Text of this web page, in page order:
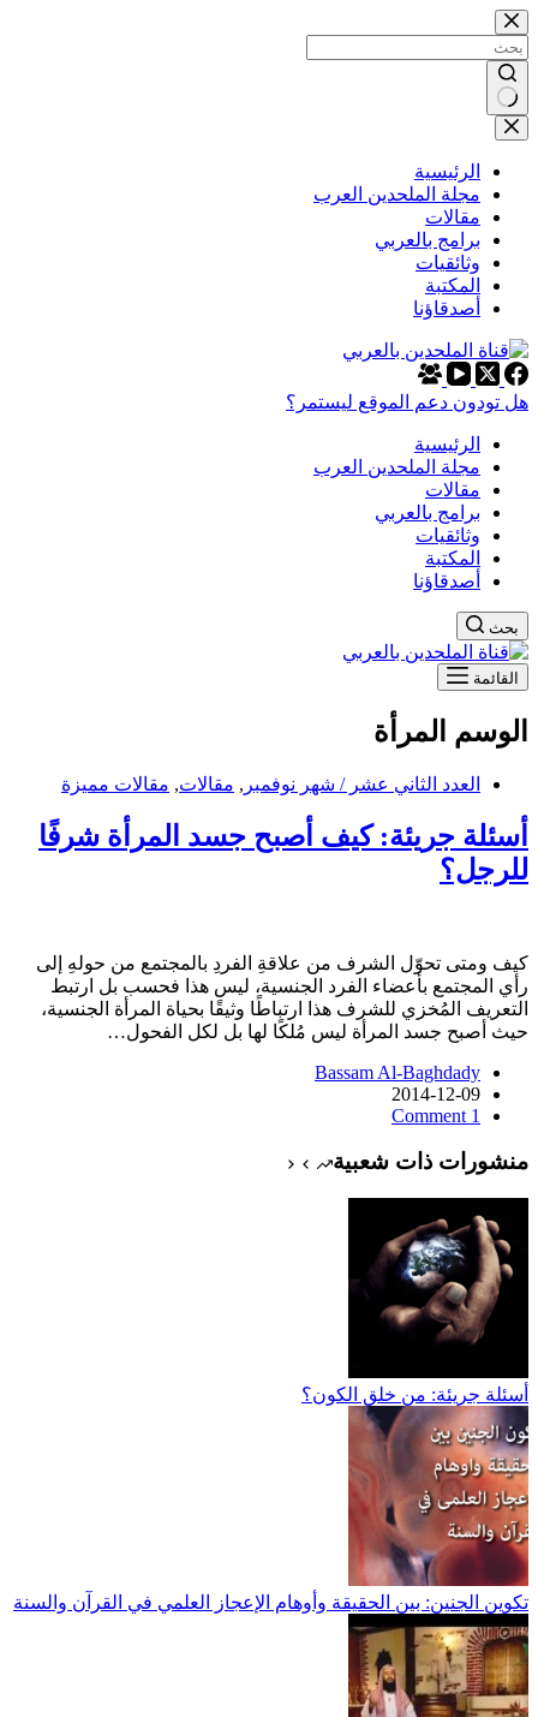
التجاوز
إلى
المحتوى
لا
نتائج
الرئيسية
مجلة الملحدين العرب
مقالات
برامج بالعربي
وثائقيات
المكتبة
أصدقاؤنا
هل تودون دعم الموقع ليستمر؟
الرئيسية
مجلة الملحدين العرب
مقالات
برامج بالعربي
وثائقيات
المكتبة
أصدقاؤنا
بحث
القائمة
الوسم المرأة
العدد الثاني عشر / شهر نوفمبر , مقالات, مقالات مميزة
أسئلة جريئة: كيف أصبح جسد المرأة شرفًا
للرجل؟
كيف ومتى تحوّل الشرف من علاقةِ الفردِ بالمجتمع من حولهِ إلى
رأي المجتمع بأعضاء الفرد الجنسية، ليس هذا فحسب بل ارتبط
التعريف المُخزي للشرف هذا ارتباطًا وثيقًا بحياة المرأة الجنسية،
حيث أصبح جسد المرأة ليس مُلكًا لها بل لكل الفحول…
Bassam Al-Baghdady
2014-12-09
1 Comment
منشورات ذات شعبية
أسئلة جريئة: من خلق الكون؟
تكوين الجنين: بين الحقيقة وأوهام الإعجاز العلمي في القرآن والسنة